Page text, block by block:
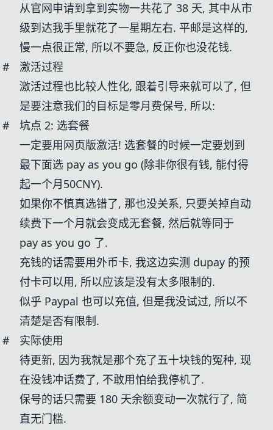
从官网申请到拿到实物一共花了 38 天, 其中从市
级到达我手里就花了一星期左右. 平邮是这样的,
慢一点很正常, 所以不要急, 反正你也没花钱.
#
激活过程
激活过程也比较人性化, 跟着引导来就可以了, 但
是要注意我们的目标是零月费保号, 所以:
#
坑点 2: 选套餐
一定要用网页版激活! 选套餐的时候一定要划到
最下面选 pay as you go (除非你很有钱, 能付得
起一个月50CNY).
如果你不慎真选错了, 那也没关系, 只要关掉自动
续费下一个月就会变成无套餐, 然后就等同于
pay as you go 了.
充钱的话需要用外币卡, 我这边实测 dupay 的预
付卡可以用, 所以应该是没有太多限制的.
似乎 Paypal 也可以充值, 但是我没试过, 所以不
清楚是否有限制.
#
实际使用
待更新, 因为我就是那个充了五十块钱的冤种, 现
在没钱冲话费了, 不敢用怕给我停机了.
保号的话只需要 180 天余额变动一次就行了, 简
直无门槛.